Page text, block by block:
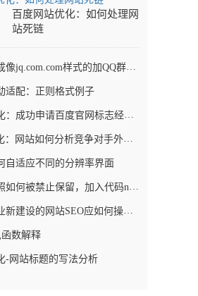
百度网站优化：如何处理网
站死链
jq.com.com样式的加QQ群链接
适配：正则格式例子
成功申请百度官网标志经验分享
网站如何分析竞争对手外链策略?
自适应不同的分辨率界面
何被禁止保留，加入代码noarchive
新建设的网站SEO应如何操作？
函数解释
-网站标题的写法分析